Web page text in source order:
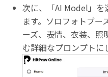
次に、「AI Model」を
ます。ソロフォトブー
ーズ、表情、衣装、照
む詳細なプロンプトに